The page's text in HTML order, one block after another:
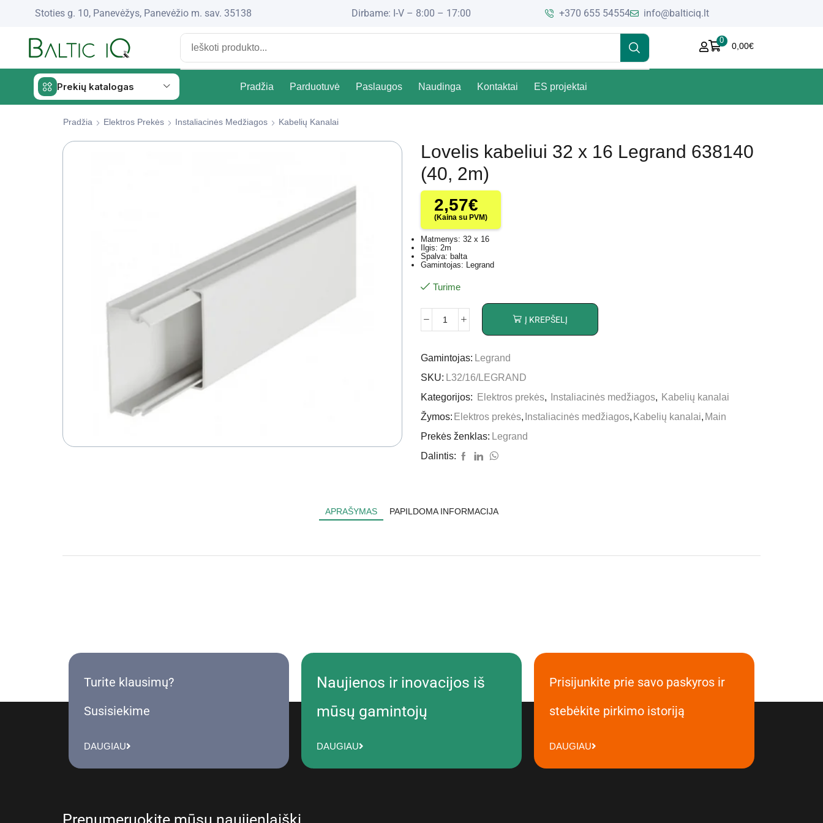
Stoties g. 10, Panevėžys, Panevėžio m. sav. 35138 Dirbame: I-V – 8:00 – 17:00 +370 655 54554 info@balticiq.lt
0
0,00€
Prekių katalogas Pradžia Parduotuvė Paslaugos Naudinga Kontaktai ES projektai
Pradžia Elektros Prekės Instaliacinės Medžiagos Kabelių Kanalai
Lovelis kabeliui 32 x 16 Legrand 638140
(40, 2m)
2,57€
(Kaina su PVM)
Matmenys: 32 x 16
Ilgis: 2m
Spalva: balta
Gamintojas: Legrand
Turime
Į KREPŠELĮ
Gamintojas: Legrand
SKU: L32/16/LEGRAND
Kategorijos:
Elektros prekės, Instaliacinės medžiagos, Kabelių kanalai
Žymos: Elektros prekės, Instaliacinės medžiagos, Kabelių kanalai, Main
Prekės ženklas: Legrand
Dalintis:
APRAŠYMAS PAPILDOMA INFORMACIJA
Turite klausimų?
Susisiekime
DAUGIAU
Naujienos ir inovacijos iš
mūsų gamintojų
DAUGIAU
Prisijunkite prie savo paskyros ir
stebėkite pirkimo istoriją
DAUGIAU